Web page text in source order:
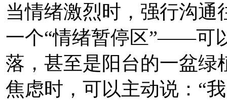
当情绪激烈时，强行沟
一个“情绪暂停区”——可
落，甚至是阳台的一盆绿
焦虑时，可以主动说：“